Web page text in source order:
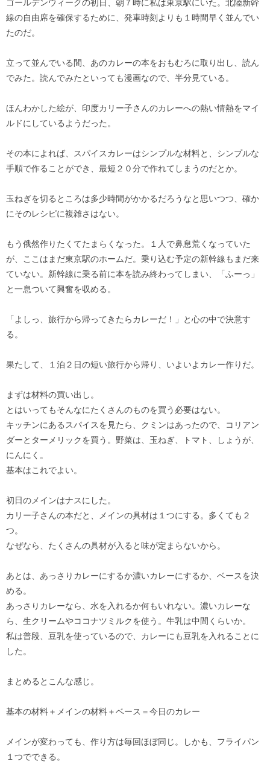
ゴールデンウィークの初日、朝７時に私は東京駅にいた。北陸新幹
線の自由席を確保するために、発車時刻よりも１時間早く並んでい
たのだ。
立って並んでいる間、あのカレーの本をおもむろに取り出し、読ん
でみた。読んでみたといっても漫画なので、半分見ている。
ほんわかした絵が、印度カリー子さんのカレーへの熱い情熱をマイ
ルドにしているようだった。
その本によれば、スパイスカレーはシンプルな材料と、シンプルな
手順で作ることができ、最短２０分で作れてしまうのだとか。
玉ねぎを切るところは多少時間がかかるだろうなと思いつつ、確か
にそのレシピに複雑さはない。
もう俄然作りたくてたまらくなった。１人で鼻息荒くなっていた
が、ここはまだ東京駅のホームだ。乗り込む予定の新幹線もまだ来
ていない。新幹線に乗る前に本を読み終わってしまい、「ふーっ」
と一息ついて興奮を収める。
「よしっ、旅行から帰ってきたらカレーだ！」と心の中で決意す
る。
果たして、１泊２日の短い旅行から帰り、いよいよカレー作りだ。
まずは材料の買い出し。
とはいってもそんなにたくさんのものを買う必要はない。
キッチンにあるスパイスを見たら、クミンはあったので、コリアン
ダーとターメリックを買う。野菜は、玉ねぎ、トマト、しょうが、
にんにく。
基本はこれでよい。
初日のメインはナスにした。
カリー子さんの本だと、メインの具材は１つにする。多くても２
つ。
なぜなら、たくさんの具材が入ると味が定まらないから。
あとは、あっさりカレーにするか濃いカレーにするか、ベースを決
める。
あっさりカレーなら、水を入れるか何もいれない。濃いカレーな
ら、生クリームやココナツミルクを使う。牛乳は中間くらいか。
私は普段、豆乳を使っているので、カレーにも豆乳を入れることに
した。
まとめるとこんな感じ。
基本の材料＋メインの材料＋ベース＝今日のカレー
メインが変わっても、作り方は毎回ほぼ同じ。しかも、フライパン
１つでできる。